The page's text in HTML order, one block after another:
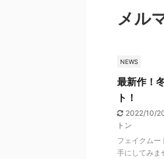
メル
NEWS
最新作！
ト！
2022/10/
トン
フェイクムー
手にしてみま